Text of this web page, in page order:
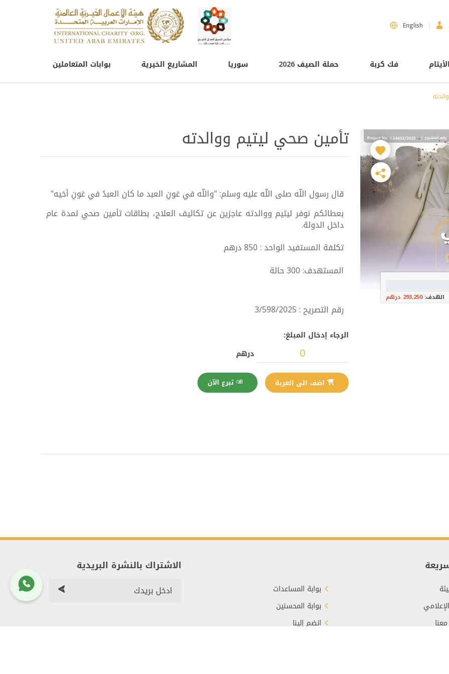
English
فك كربة حملة الصيف 2026 سوريا المشاريع الخيرية
الهدف:293,250 درهم
تأمين صحي ليتيم ووالدته
قال رسول اللّه صلى اللّه عليه وسلم: "واللّه في عَونِ العبد ما كان العبدُ في عَونِ أخيه"
بعطائكم نوفر ليتيم ووالدته عاجزين عن تكاليف العلاج، بطاقات تأمين صحي لمدة عام
داخل الدولة.
تكلفة المستفيد الواحد : 850 درهم
المستهدف: 300 حالة
رقم التصريح : 3/598/2025
الرجاء إدخال المبلغ:
درهم
تبرع الآن
بوابة المساعدات
بوابة المحسنين
انضم إلينا
الاشتراك بالنشرة البريدية